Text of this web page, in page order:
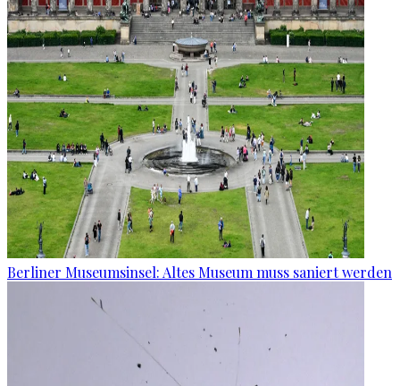
Berliner Museumsinsel: Altes Museum muss saniert werden